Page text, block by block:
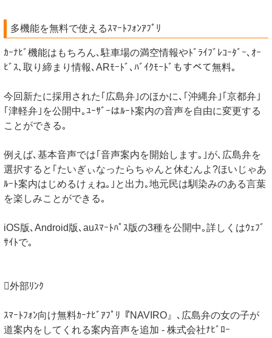
多機能を無料で使えるｽﾏｰﾄﾌｫﾝｱﾌﾟﾘ
ｶｰﾅﾋﾞ機能はもちろん､駐車場の満空情報やﾄﾞﾗｲﾌﾞﾚｺｰﾀﾞｰ､ｵｰ
ﾋﾞｽ､取り締まり情報､ARﾓｰﾄﾞ､ﾊﾞｲｸﾓｰﾄﾞもすべて無料｡
今回新たに採用された｢広島弁｣のほかに､｢沖縄弁｣｢京都弁｣
｢津軽弁｣を公開中｡ﾕｰｻﾞｰはﾙｰﾄ案内の音声を自由に変更する
ことができる｡
例えば､基本音声では｢音声案内を開始します｡｣が､広島弁を
選択すると｢たいぎぃなったらちゃんと休むんよ?ほいじゃあ
ﾙｰﾄ案内はじめるけぇね｡｣と出力｡地元民は馴染みのある言葉
を楽しみことができる｡
iOS版､Android版､auｽﾏｰﾄﾊﾟｽ版の3種を公開中｡詳しくはｳｪﾌﾞ
ｻｲﾄで｡
外部ﾘﾝｸ
ｽﾏｰﾄﾌｫﾝ向け無料ｶｰﾅﾋﾞｱﾌﾟﾘ『NAVIRO』､広島弁の女の子が
道案内をしてくれる案内音声を追加 - 株式会社ﾅﾋﾞﾛｰ